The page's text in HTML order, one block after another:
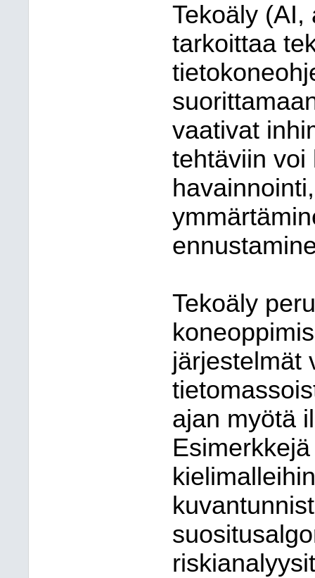
Tekoäly (AI,
tarkoittaa
vaativat
tehtäviin voi
Tekoäly
järjestelmät
ajan myötä